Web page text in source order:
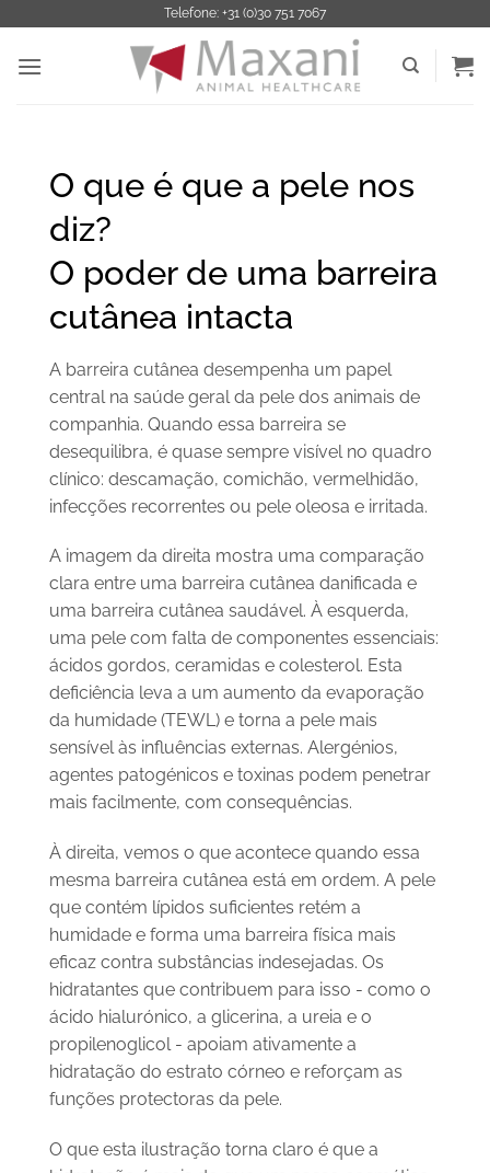
Telefone: +31 (0)30 751 7067
O que é que a pele nos
diz?
O poder de uma barreira
cutânea intacta
A barreira cutânea desempenha um papel
central na saúde geral da pele dos animais de
companhia. Quando essa barreira se
desequilibra, é quase sempre visível no quadro
clínico: descamação, comichão, vermelhidão,
infecções recorrentes ou pele oleosa e irritada.
A imagem da direita mostra uma comparação
clara entre uma barreira cutânea danificada e
uma barreira cutânea saudável. À esquerda,
uma pele com falta de componentes essenciais:
ácidos gordos, ceramidas e colesterol. Esta
deficiência leva a um aumento da evaporação
da humidade (TEWL) e torna a pele mais
sensível às influências externas. Alergénios,
agentes patogénicos e toxinas podem penetrar
mais facilmente, com consequências.
À direita, vemos o que acontece quando essa
mesma barreira cutânea está em ordem. A pele
que contém lípidos suficientes retém a
humidade e forma uma barreira física mais
eficaz contra substâncias indesejadas. Os
hidratantes que contribuem para isso - como o
ácido hialurónico, a glicerina, a ureia e o
propilenoglicol - apoiam ativamente a
hidratação do estrato córneo e reforçam as
funções protectoras da pele.
O que esta ilustração torna claro é que a